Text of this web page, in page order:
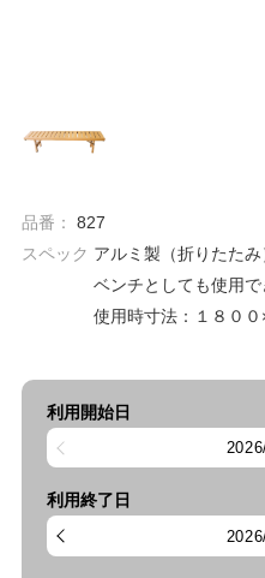
品番：
827
スペック アルミ製（折りたたみ
ベンチとしても使用で
使用時寸法：１８０
利用開始日
利用終了日